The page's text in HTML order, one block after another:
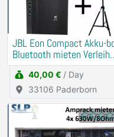
JBL Eon Compact Akku-
Bluetooth mieten Verleih
(Traurede, Demo)
40,00 € / Day
33106 Paderborn